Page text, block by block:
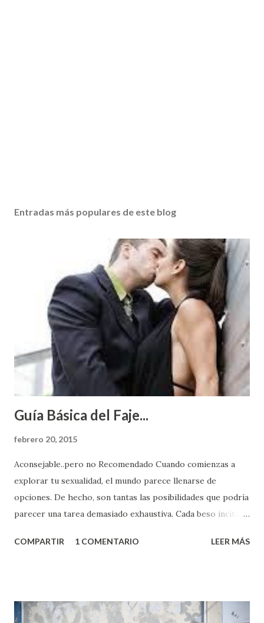
Entradas más populares de este blog
Guía Básica del Faje...
febrero 20, 2015
Aconsejable..pero no Recomendado Cuando comienzas a
explorar tu sexualidad, el mundo parece llenarse de
opciones. De hecho, son tantas las posibilidades que podría
parecer una tarea demasiado exhaustiva. Cada beso incita
partes de ti que jamás hubieras imaginado. El problema es
conoces ni la mitad de lo que deberías saber. Pero incluso
COMPARTIR 1 COMENTARIO LEER MÁS